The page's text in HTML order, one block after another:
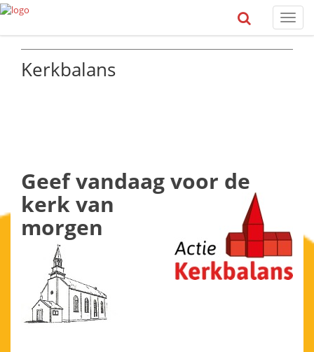
Toggle
Kerkbalans
Geef vandaagvoor de
kerkvan
morgen